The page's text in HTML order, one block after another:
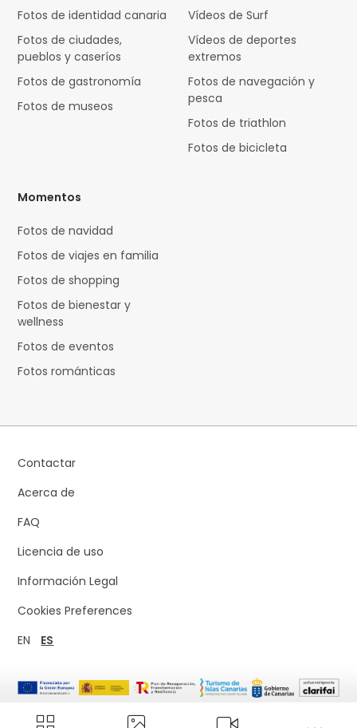
Fotos de identidad canaria
Fotos de ciudades,
pueblos y caseríos
Fotos de gastronomía
Fotos de museos
Vídeos de Surf
Vídeos de deportes
extremos
Fotos de navegación y
pesca
Fotos de triathlon
Fotos de bicicleta
Momentos
Fotos de navidad
Fotos de viajes en familia
Fotos de shopping
Fotos de bienestar y
wellness
Fotos de eventos
Fotos románticas
Contactar
Acerca de
FAQ
Licencia de uso
Información Legal
Cookies Preferences
EN
ES